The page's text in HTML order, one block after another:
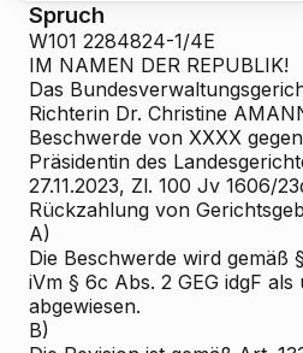
Spruch
W101 2284824-1/4E
IM NAMEN DER REPUBLIK!
Das
Richterin Dr. Christine
Beschwerde von XXXX
Präsidentin des
27.11.2023, Zl. 100 Jv 1606/
Rückzahlung von
A)
Die Beschwerde wird gemäß
iVm § 6c Abs. 2 GEG idgF
abgewiesen.
B)